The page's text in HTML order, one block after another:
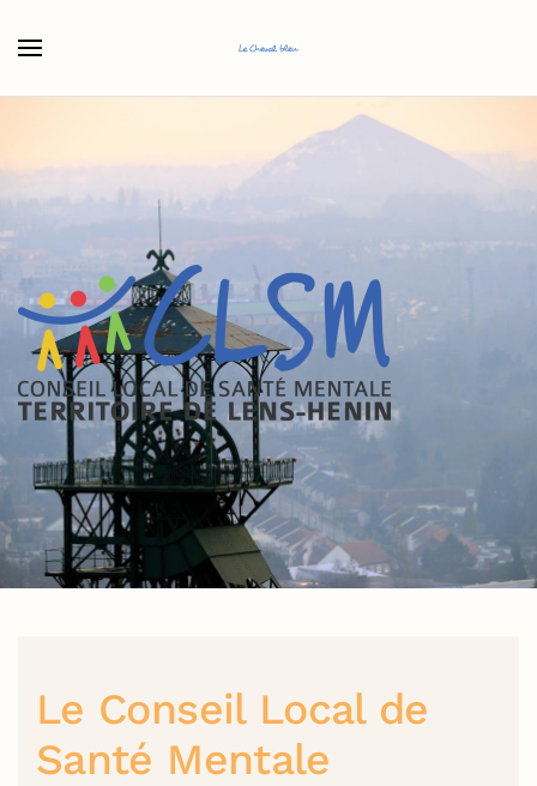
Le Conseil Local de
Santé Mentale